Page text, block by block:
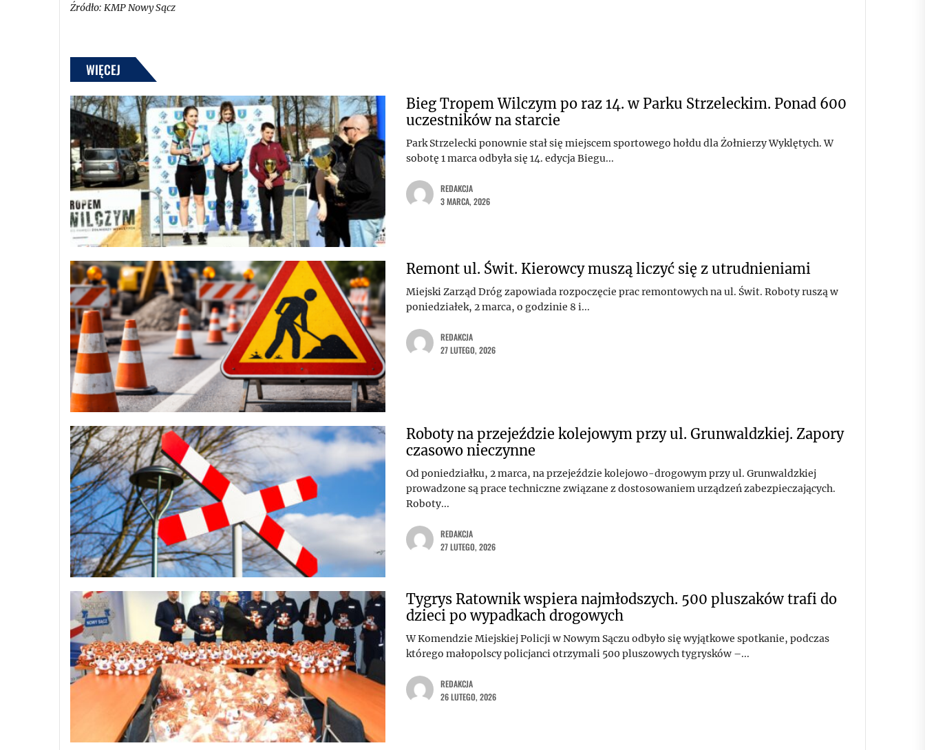
Źródło: KMP Nowy Sącz
WIĘCEJ
Bieg Tropem Wilczym po raz 14. w Parku Strzeleckim. Ponad 600
uczestników na starcie
Park Strzelecki ponownie stał się miejscem sportowego hołdu dla Żołnierzy Wyklętych. W
sobotę 1 marca odbyła się 14. edycja Biegu...
REDAKCJA
3 MARCA, 2026
Remont ul. Świt. Kierowcy muszą liczyć się z utrudnieniami
Miejski Zarząd Dróg zapowiada rozpoczęcie prac remontowych na ul. Świt. Roboty ruszą w
poniedziałek, 2 marca, o godzinie 8 i...
REDAKCJA
27 LUTEGO, 2026
Roboty na przejeździe kolejowym przy ul. Grunwaldzkiej. Zapory
czasowo nieczynne
Od poniedziałku, 2 marca, na przejeździe kolejowo-drogowym przy ul. Grunwaldzkiej
prowadzone są prace techniczne związane z dostosowaniem urządzeń zabezpieczających.
Roboty...
REDAKCJA
27 LUTEGO, 2026
Tygrys Ratownik wspiera najmłodszych. 500 pluszaków trafi do
dzieci po wypadkach drogowych
W Komendzie Miejskiej Policji w Nowym Sączu odbyło się wyjątkowe spotkanie, podczas
którego małopolscy policjanci otrzymali 500 pluszowych tygrysków –...
REDAKCJA
26 LUTEGO, 2026